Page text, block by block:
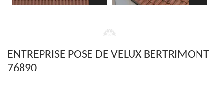
ENTREPRISE POSE DE VELUX BERTRIMONT
76890